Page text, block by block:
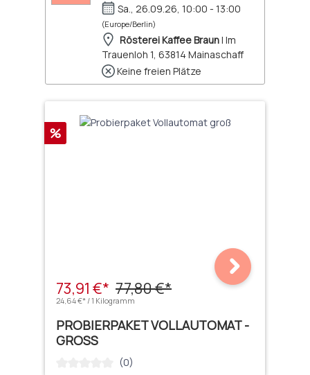
Sa., 26.09.26, 10:00 - 13:00
(Europe/Berlin)
Rösterei Kaffee Braun| Im
Trauenloh 1, 63814 Mainaschaff
Keine freien Plätze
Rabatt
%
73,91 €* 77,80 €*
24,64 €* / 1 Kilogramm
PROBIERPAKET VOLLAUTOMAT -
GROSS
Durchschnittliche Bewertung von 0 von 5 Sternen
(0)